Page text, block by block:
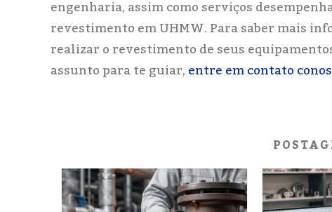
engenharia, assim como serviços
revestimento em UHMW. Para saber mais
realizar o revestimento de seus
assunto para te guiar,entre em contato